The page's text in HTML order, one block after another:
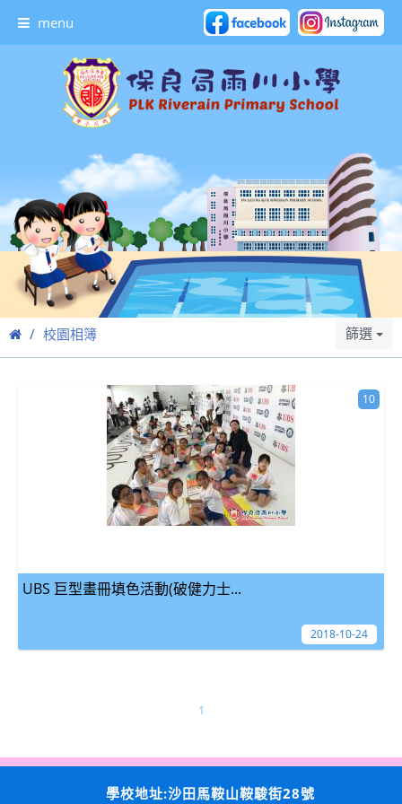
menu
校園相簿 篩選
UBS 巨型畫冊填色活動(破健力士...
10
2018-10-24
1
學校地址:沙田馬鞍山鞍駿街28號